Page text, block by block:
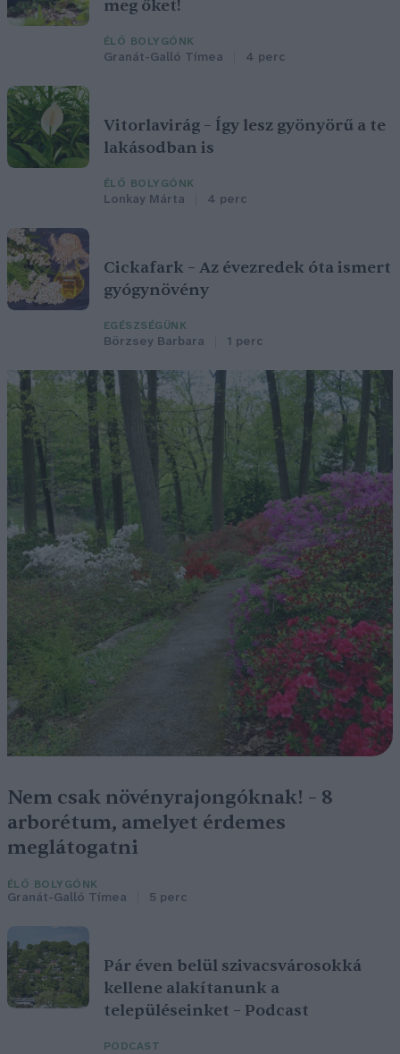
meg őket!
ÉLŐ BOLYGÓNK
Granát-Galló Tímea 4 perc
Vitorlavirág – Így lesz gyönyörű a te
lakásodban is
ÉLŐ BOLYGÓNK
Lonkay Márta 4 perc
Cickafark – Az évezredek óta ismert
gyógynövény
EGÉSZSÉGÜNK
Börzsey Barbara 1 perc
Nem csak növényrajongóknak! – 8
arborétum, amelyet érdemes
meglátogatni
ÉLŐ BOLYGÓNK
Granát-Galló Tímea 5 perc
Pár éven belül szivacsvárosokká
kellene alakítanunk a
településeinket – Podcast
PODCAST